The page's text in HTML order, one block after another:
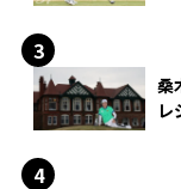
桑
レ